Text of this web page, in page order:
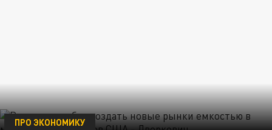
ПРО ЭКОНОМИКУ